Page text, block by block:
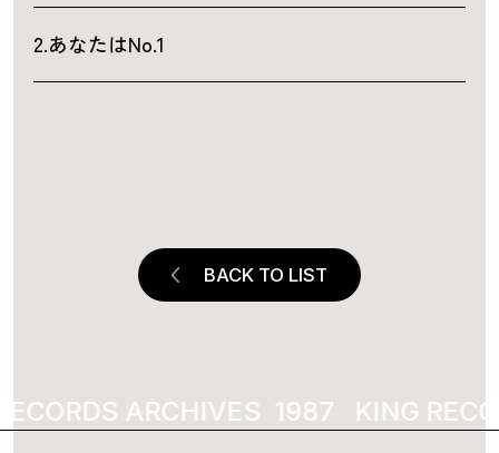
2.あなたはNo.1
BACK TO LIST
ARCHIVES 1987 KING